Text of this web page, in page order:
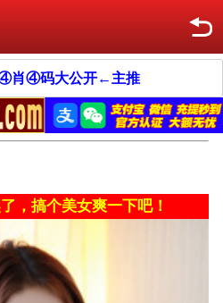
肖④码大公开←主推
，搞个美女爽一下吧！